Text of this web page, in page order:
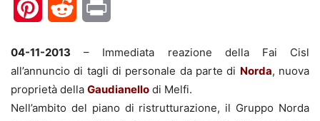
PinterestReddit
04-11-2013 – Immediata reazione della Fai Cisl
all’annuncio di tagli di personale da parte di Norda, nuova
proprietà della Gaudianello di Melfi.
Nell’ambito del piano di ristrutturazione, il Gruppo Norda